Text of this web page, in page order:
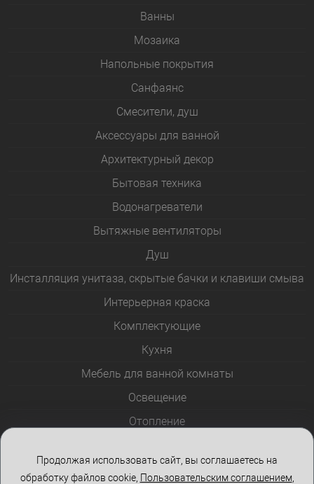
Bанны
Мозаика
Напольные покрытия
Санфаянс
Смесители, душ
Аксессуары для ванной
Архитектурный декор
Бытовая техника
Водонагреватели
Вытяжные вентиляторы
Душ
Инсталляция унитаза, скрытые бачки и клавиши смыва
Интерьерная краска
Комплектующие
Кухня
Мебель для ванной комнаты
Освещение
Отопление
Розетки и выключатели
Продолжая использовать сайт, вы соглашаетесь на
обработку файлов cookie, Пользовательским соглашением,